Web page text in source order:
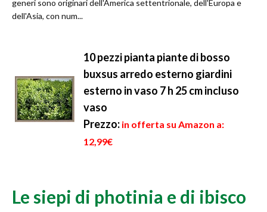
generi sono originari dell'America settentrionale, dell'Europa e
dell'Asia, con num...
10 pezzi pianta piante di bosso
buxsus arredo esterno giardini
esterno in vaso 7 h 25 cm incluso
vaso
Prezzo: in offerta su Amazon a:
12,99€
Le siepi di photinia e di ibisco